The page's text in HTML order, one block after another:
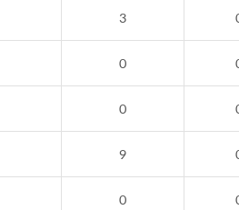
3
0
0
9
0